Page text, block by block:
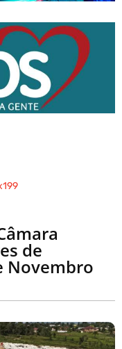
de
Novembro